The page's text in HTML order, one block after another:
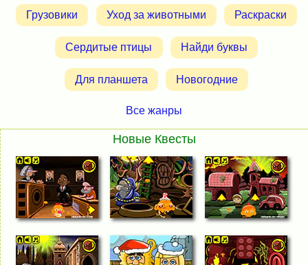
Грузовики Уход за животными Раскраски
Сердитые птицы Найди буквы
Для планшета Новогодние
Все жанры
Новые Квесты